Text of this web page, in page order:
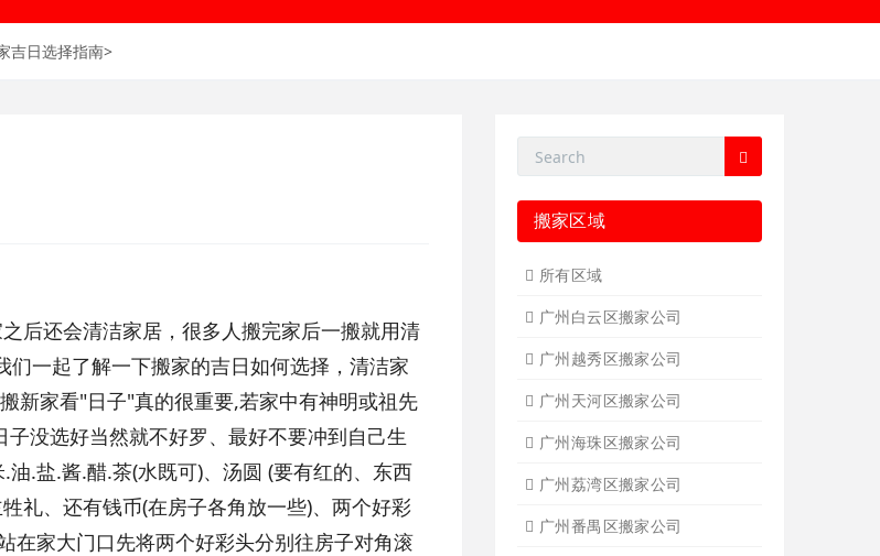
吉日选择指南>
后还会清洁家居，很多人搬完家后一搬就用清
一起了解一下搬家的吉日如何选择，清洁家
新家看"日子"真的很重要,若家中有神明或祖先
没选好当然就不好罗、最好不要冲到自己生
.盐.酱.醋.茶(水既可)、汤圆 (要有红的、东西
礼、还有钱币(在房子各角放一些)、两个好彩
在家大门口先将两个好彩头分别往房子对角滚
搬家区域
所有区域
广州白云区搬家公司
广州越秀区搬家公司
广州天河区搬家公司
广州海珠区搬家公司
广州荔湾区搬家公司
广州番禺区搬家公司